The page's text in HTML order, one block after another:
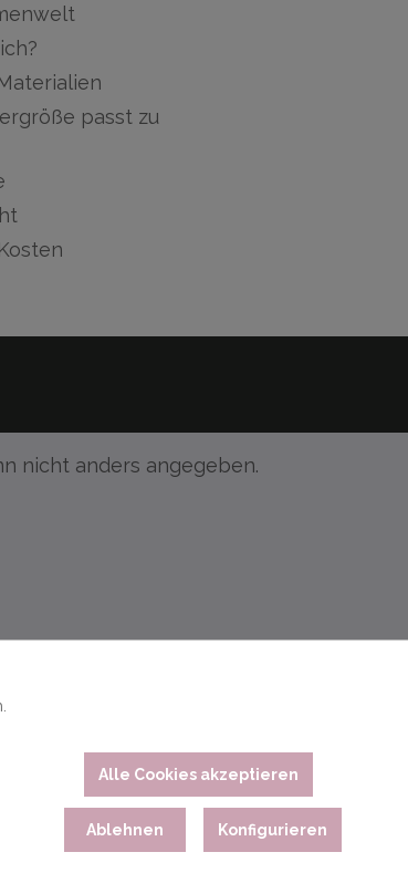
passt zu
nicht anders angegeben.
Alle Cookies akzeptieren
Ablehnen Konfigurieren